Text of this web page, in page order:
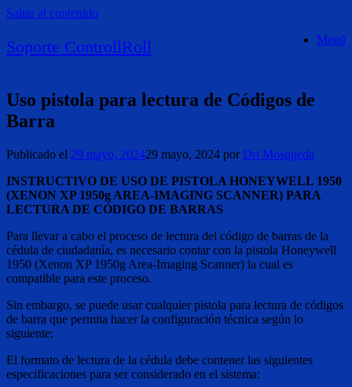
Saltar al contenido
Soporte ControllRoll Menú
Uso pistola para lectura de Códigos de
Barra
Publicado el 29 mayo, 202429 mayo, 2024 por Dri Mosqueda
INSTRUCTIVO DE USO DE PISTOLA HONEYWELL 1950
(XENON XP 1950g AREA-IMAGING SCANNER) PARA
LECTURA DE CÓDIGO DE BARRAS
Para llevar a cabo el proceso de lectura del código de barras de la
cédula de ciudadanía, es necesario contar con la pistola Honeywell
1950 (Xenon XP 1950g Area-Imaging Scanner) la cual es
compatible para este proceso.
Sin embargo, se puede usar cualquier pistola para lectura de códigos
de barra que permita hacer la configuración técnica según lo
siguiente:
El formato de lectura de la cédula debe contener las siguientes
especificaciones para ser considerado en el sistema: